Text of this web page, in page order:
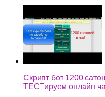
Скрипт бот 1200
TECTируем онлайн